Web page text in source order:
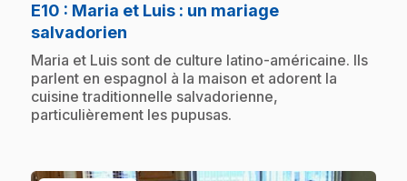
E10 : Maria et Luis : un mariage
salvadorien
.Maria et Luis sont de culture latino-américaine. Ils
parlent en espagnol à la maison et adorent la
cuisine traditionnelle salvadorienne,
particulièrement les pupusas.